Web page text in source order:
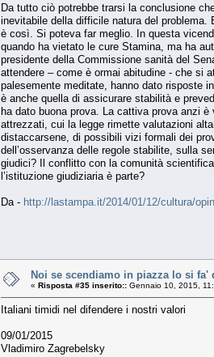
Da tutto ciò potrebbe trarsi la conclusione
inevitabile della difficile natura del
è così. Si poteva far meglio. In questa
quando ha vietato le cure Stamina, ma ha
presidente della Commissione sanità del
attendere – come è ormai abitudine - che si
palesemente meditate, hanno dato risposte
è anche quella di assicurare stabilità e
ha dato buona prova. La cattiva prova anzi
attrezzati, cui la legge rimette valutazioni
distaccarsene, di possibili vizi formali dei
dell’osservanza delle regole stabilite, sulla
giudici? Il conflitto con la comunità
l’istituzione giudiziaria è parte?
Da - http://lastampa.it/2014/01/12/cultura/
Noi se scendiamo in piazza lo si
« Risposta #35 inserito:: Gennaio 10, 2015,
Italiani timidi nel difendere i nostri valori
09/01/2015
Vladimiro Zagrebelsky